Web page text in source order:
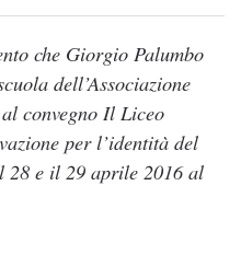
che Giorgio Palumbo
dell’Associazione
convegnoIl Liceo
per l’identità del
28 e il 29 aprile 2016 al